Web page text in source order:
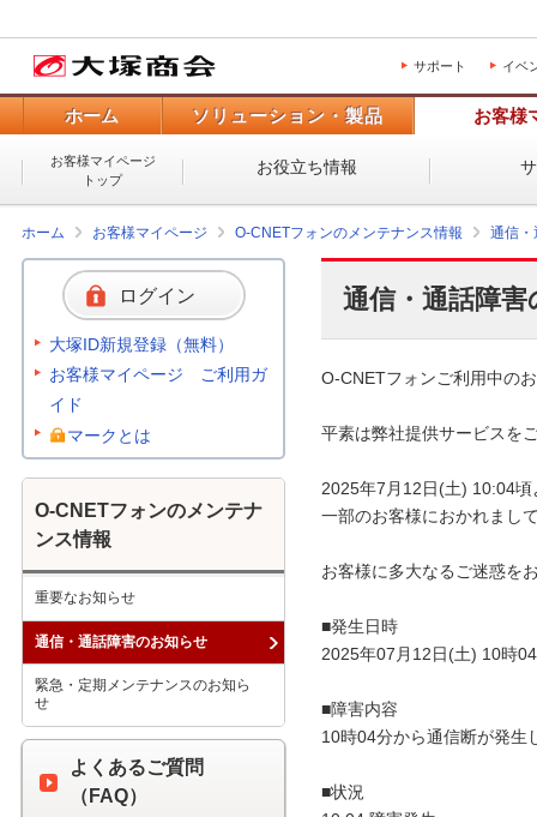
サポート イベ
ホーム ソリューション・製品 お客様
お客様マイページ
トップ
お役立ち情報
ホーム お客様マイページ O-CNETフォンのメンテナンス情報 通信・
通信・通話障
O-CNETフォンご利用中の
平素は弊社提供サービスを
2025年7月12日(土) 10:04
一部のお客様におかれまし
お客様に多大なるご迷惑を
■発生日時
2025年07月12日(土) 10時
■障害内容
10時04分から通信断が発生
■状況
ログイン
大塚ID新規登録（無料）
お客様マイページ ご利用ガ
イド
マークとは
O-CNETフォンのメンテナ
ンス情報
重要なお知らせ
通信・通話障害のお知らせ
緊急・定期メンテナンスのお知ら
せ
よくあるご質問
（FAQ）